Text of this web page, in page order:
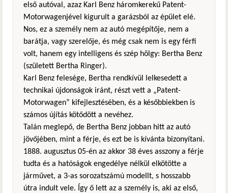
első autóval, azaz Karl Benz háromkerekű Patent-
Motorwagenjével kigurult a garázsból az épület elé.
Nos, ez a személy nem az autó megépítője, nem a
barátja, vagy szerelője, és még csak nem is egy férfi
volt, hanem egy intelligens és szép hölgy: Bertha Benz
(született Bertha Ringer).
Karl Benz felesége, Bertha rendkívül lelkesedett a
technikai újdonságok iránt, részt vett a „Patent-
Motorwagen” kifejlesztésében, és a későbbiekben is
számos újítás kötődött a nevéhez.
Talán meglepő, de Bertha Benz jobban hitt az autó
jövőjében, mint a férje, és ezt be is kívánta bizonyítani.
1888. augusztus 05-én az akkor 38 éves asszony a férje
tudta és a hatóságok engedélye nélkül elkötötte a
járművet, a 3-as sorozatszámú modellt, s hosszabb
útra indult vele. Így ő lett az a személy is, aki az első,